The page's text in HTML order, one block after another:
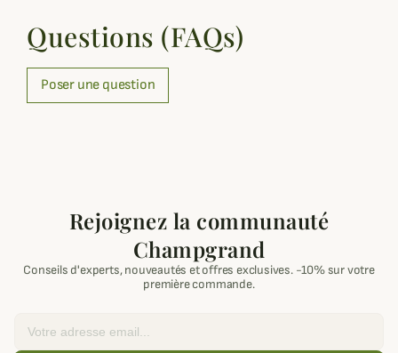
Questions (FAQs)
Poser une question
Rejoignez la communauté
Champgrand
Conseils d'experts, nouveautés et offres exclusives. -10% sur votre
première commande.